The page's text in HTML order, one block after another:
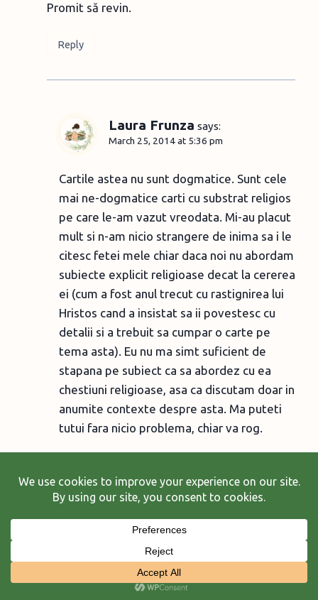
Promit să revin.
Reply
Laura Frunza says:
March 25, 2014 at 5:36 pm
Cartile astea nu sunt dogmatice. Sunt cele
mai ne-dogmatice carti cu substrat religios
pe care le-am vazut vreodata. Mi-au placut
mult si n-am nicio strangere de inima sa i le
citesc fetei mele chiar daca noi nu abordam
subiecte explicit religioase decat la cererea
ei (cum a fost anul trecut cu rastignirea lui
Hristos cand a insistat sa ii povestesc cu
detalii si a trebuit sa cumpar o carte pe
tema asta). Eu nu ma simt suficient de
stapana pe subiect ca sa abordez cu ea
chestiuni religioase, asa ca discutam doar in
anumite contexte despre asta. Ma puteti
tutui fara nicio problema, chiar va rog.
vax-albina
March 25, 2014 at 5:46 pm